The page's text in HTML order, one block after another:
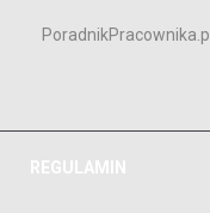
PoradnikPracownika.pl
REGULAMIN